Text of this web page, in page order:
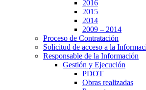
2016
2015
2014
2009 – 2014
Proceso de Contratación
Solicitud de acceso a la
Responsable de la Información
Gestión y Ejecución
PDOT
Obras realizadas